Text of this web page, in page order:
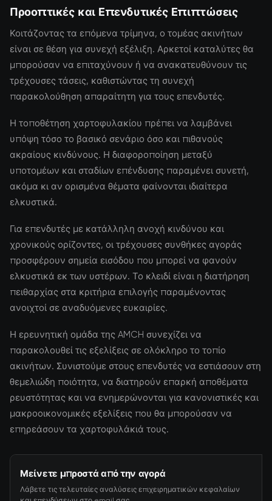
Προοπτικές και Επενδυτικές Επιπτώσεις
Κοιτάζοντας τα επόμενα τρίμηνα, ο τομέας ακινήτων
είναι σε θέση για συνεχή εξέλιξη. Αρκετοί καταλύτες θα
μπορούσαν να επιταχύνουν ή να ανακατευθύνουν τις
τρέχουσες τάσεις, καθιστώντας τη συνεχή
παρακολούθηση απαραίτητη για τους επενδυτές.
Η τοποθέτηση χαρτοφυλακίου πρέπει να λαμβάνει
υπόψη τόσο το βασικό σενάριο όσο και πιθανούς
ακραίους κινδύνους. Η διαφοροποίηση μεταξύ
υποτομέων και σταδίων επένδυσης παραμένει συνετή,
ακόμα κι αν ορισμένα θέματα φαίνονται ιδιαίτερα
ελκυστικά.
Για επενδυτές με κατάλληλη ανοχή κινδύνου και
χρονικούς ορίζοντες, οι τρέχουσες συνθήκες αγοράς
προσφέρουν σημεία εισόδου που μπορεί να φανούν
ελκυστικά εκ των υστέρων. Το κλειδί είναι η διατήρηση
πειθαρχίας στα κριτήρια επιλογής παραμένοντας
ανοιχτοί σε αναδυόμενες ευκαιρίες.
Η ερευνητική ομάδα της AMCH συνεχίζει να
παρακολουθεί τις εξελίξεις σε ολόκληρο το τοπίο
ακινήτων. Συνιστούμε στους επενδυτές να εστιάσουν στη
θεμελιώδη ποιότητα, να διατηρούν επαρκή αποθέματα
ρευστότητας και να ενημερώνονται για κανονιστικές και
μακροοικονομικές εξελίξεις που θα μπορούσαν να
επηρεάσουν τα χαρτοφυλάκιά τους.
Μείνετε μπροστά από την αγορά
Λάβετε τις τελευταίες αναλύσεις επιχειρηματικών κεφαλαίων